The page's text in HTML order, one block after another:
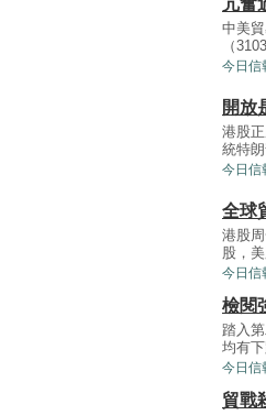
亢奮
中美
（
今日信
開放
港股
統特
今日信
全球
港股
股，
今日信
檢閱
踏入
均有
今日信
貿戰